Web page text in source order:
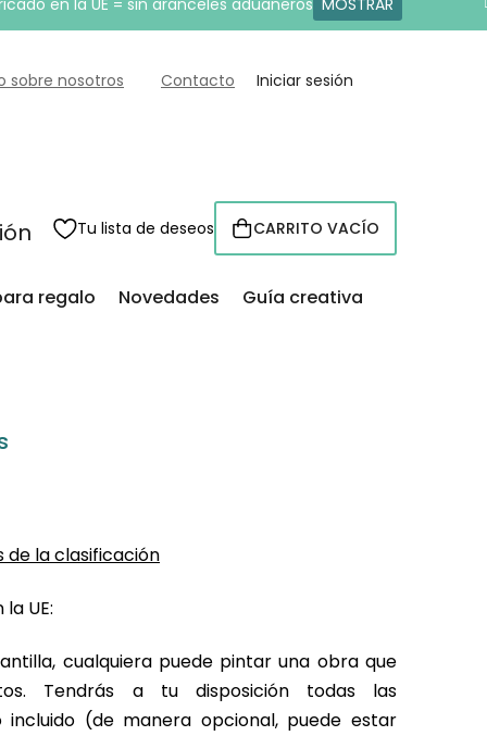
en la UE = sin aranceles aduaneros MOSTRAR
sobre nosotros Contacto Iniciar sesión
Tu lista de deseos CESTA
CARRITO VACÍO
regalo Novedades Guía creativa
de la clasificación
UE:
cualquiera puede pintar una obra que
Tendrás a tu disposición todas las
incluido (de manera opcional, puede estar